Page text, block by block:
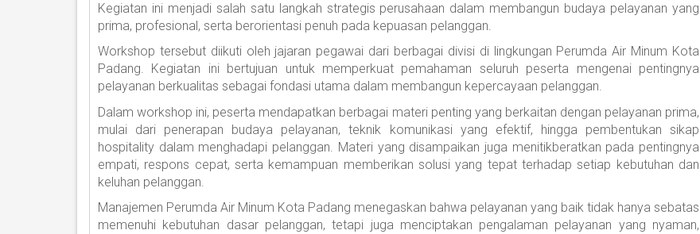
Kegiatan ini menjadi salah satu langkah strategis perusahaan dalam membangun budaya pelayanan yang
prima, profesional, serta berorientasi penuh pada kepuasan pelanggan.
Workshop tersebut diikuti oleh jajaran pegawai dari berbagai divisi di lingkungan Perumda Air Minum Kota
Padang. Kegiatan ini bertujuan untuk memperkuat pemahaman seluruh peserta mengenai pentingnya
pelayanan berkualitas sebagai fondasi utama dalam membangun kepercayaan pelanggan.
Dalam workshop ini, peserta mendapatkan berbagai materi penting yang berkaitan dengan pelayanan prima,
mulai dari penerapan budaya pelayanan, teknik komunikasi yang efektif, hingga pembentukan sikap
hospitality dalam menghadapi pelanggan. Materi yang disampaikan juga menitikberatkan pada pentingnya
empati, respons cepat, serta kemampuan memberikan solusi yang tepat terhadap setiap kebutuhan dan
keluhan pelanggan.
Manajemen Perumda Air Minum Kota Padang menegaskan bahwa pelayanan yang baik tidak hanya sebatas
memenuhi kebutuhan dasar pelanggan, tetapi juga menciptakan pengalaman pelayanan yang nyaman,